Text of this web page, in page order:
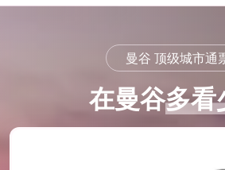
曼谷 顶级城市通
在曼谷多看